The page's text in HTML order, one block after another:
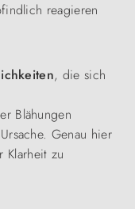
reagieren
, die sich
Blähungen
Genau hier
Klarheit zu